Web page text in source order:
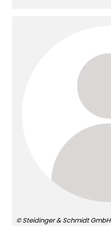
© Steidinger & Schmidt GmbH